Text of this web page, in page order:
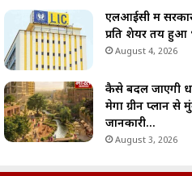
एलआईसी में
प्रति शेयर तय हुआ
August 4, 2026
कैसे बदल जाएगी
मेगा ग्रीन प्लान
जानकारी…
August 3, 2026